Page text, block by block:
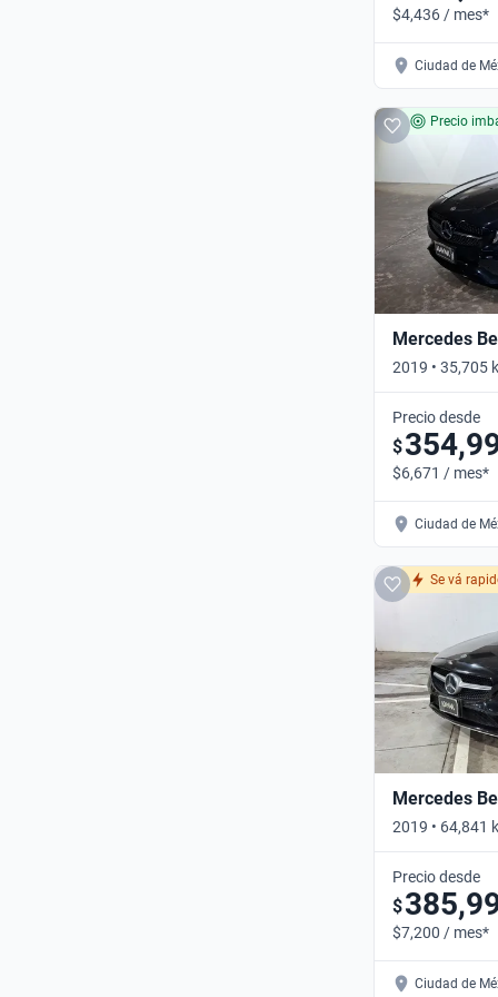
$4,436 / mes*
Ciudad de
Precio
Mercedes
2019 • 35,705
Automático
Precio desde
$
$6,671 / mes*
Ciudad de
Se vá
Mercedes
2019 • 64,841
Automático
Precio desde
$
$7,200 / mes*
Ciudad de